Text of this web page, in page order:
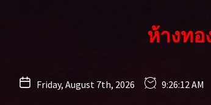
ห้างท
Friday, August 7th, 2026 9:26:14 AM